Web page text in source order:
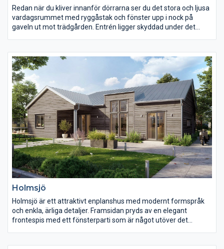
Redan när du kliver innanför dörrarna ser du det stora och ljusa
vardagsrummet med ryggåstak och fönster upp i nock på
gaveln ut mot trädgården. Entrén ligger skyddad under det
vardagsrummet via matplatsen. Det är ett ljust kök med gott
om förvaring. Huset har många sällskapsytor i förbindelse med
varandra som bjuder in till umgänge.
Holmsjö
Holmsjö är ett attraktivt enplanshus med modernt formspråk
och enkla, ärliga detaljer. Framsidan pryds av en elegant
frontespis med ett fönsterparti som är något utöver det